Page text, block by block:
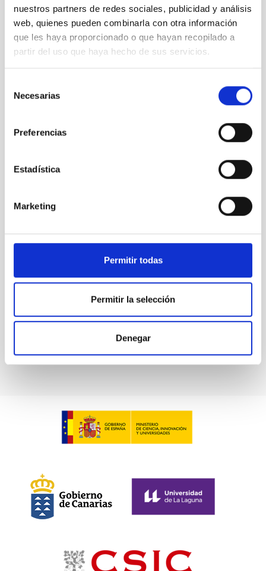
nuestros partners de redes sociales, publicidad y análisis
web, quienes pueden combinarla con otra información
que les haya proporcionado o que hayan recopilado a
partir del uso que haya hecho de sus servicios.
Necesarias
Preferencias
Estadística
Marketing
Permitir todas
Permitir la selección
Denegar
Visit of Science Minister - NRT